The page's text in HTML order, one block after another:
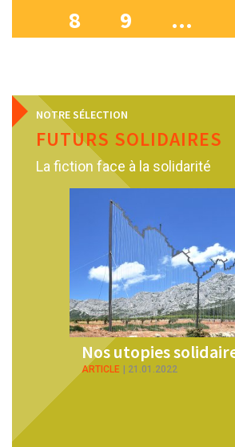
Pages8
9 …
NOTRE SÉLECTION
FUTURS SOLIDAIRES
La fiction face à la solidarité
Nos utopies solidaires
21.01.2022